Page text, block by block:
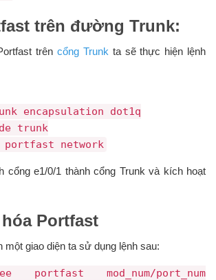
trên đường Trunk:
trên cổng Trunk ta sẽ thực hiện lệnh
encapsulation dot1q
trunk
portfast network
cổng e1/0/1 thành cổng Trunk và kích hoạt
Portfast
một giao diện ta sử dụng lệnh sau:
portfast mod_num/port_num